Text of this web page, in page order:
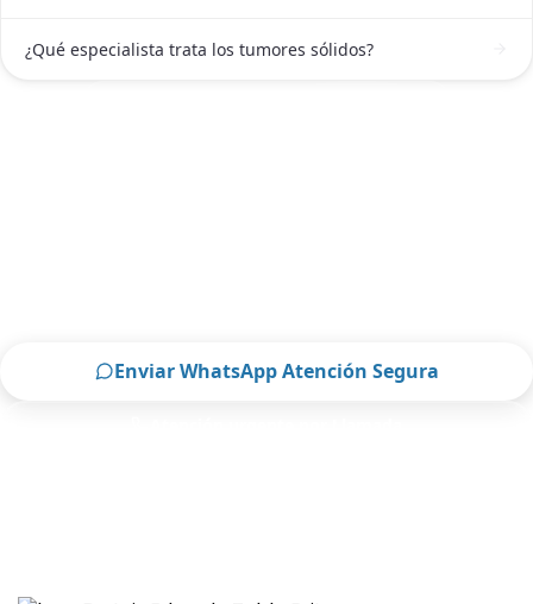
¿Qué especialista trata los tumores sólidos?
Enviar WhatsApp Atención Segura